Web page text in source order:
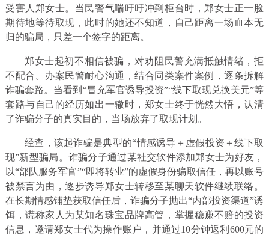
受害人郑女士。当民警气喘吁吁冲到柜台时，郑女士正一脸
期待地等待取现，此时的她还不知道，自己距离一场血本无
归的骗局，只差一个签字的距离。
郑女士起初不相信被骗，对劝阻民警充满抵触情绪，拒
不配合。办案民警耐心沟通，结合同类案件案例，逐条拆解
诈骗套路。当看到“冒充军官诱导投资”“线下取现兑换美元”等
套路与自己的经历如出一辙时，郑女士终于恍然大悟，认清
了诈骗分子的真实目的，当场放弃了取现计划。
经查，该起诈骗是典型的“情感诱导＋虚假投资＋线下取
现”新型骗局。诈骗分子通过某社交软件添加郑女士为好友，
以“部队服务军官”“即将转业”的虚假身份骗取信任，再以账号
被禁言为由，逐步诱导郑女士转移至某聊天软件继续联络。
在长期情感铺垫获取信任后，诈骗分子抛出“内部投资渠道”诱
饵，谎称家人为某知名珠宝品牌高管，掌握稳赚不赔的投资
信息，邀请郑女士代为操作账户，并通过10分钟返利600元的